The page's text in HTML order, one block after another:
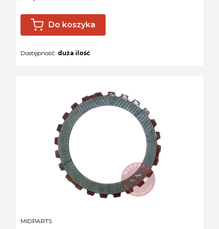
Do koszyka
Dostępność: duża ilość
PRODUCENT
MIDPARTS